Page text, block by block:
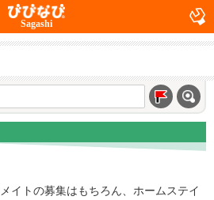
Sagashi
イトの募集はもちろん、ホームステイ